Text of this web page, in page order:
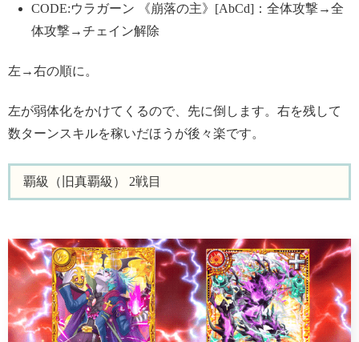
CODE:ウラガーン 《崩落の主》[AbCd]：全体攻撃→全
体攻撃→チェイン解除
左→右の順に。
左が弱体化をかけてくるので、先に倒します。右を残して
数ターンスキルを稼いだほうが後々楽です。
覇級（旧真覇級） 2戦目